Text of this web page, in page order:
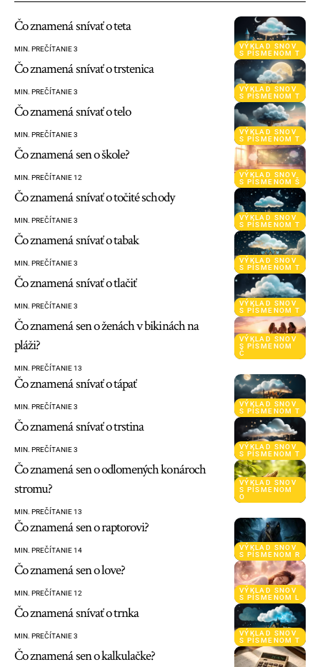
VÝKLAD SNOV
S PÍSMENOM T
Čo znamená snívať o teta
MIN. PREČÍTANIE 3
VÝKLAD SNOV
S PÍSMENOM T
Čo znamená snívať o trstenica
MIN. PREČÍTANIE 3
VÝKLAD SNOV
S PÍSMENOM T
Čo znamená snívať o telo
MIN. PREČÍTANIE 3
VÝKLAD SNOV
S PÍSMENOM Š
Čo znamená sen o škole?
MIN. PREČÍTANIE 12
VÝKLAD SNOV
S PÍSMENOM T
Čo znamená snívať o točité schody
MIN. PREČÍTANIE 3
VÝKLAD SNOV
S PÍSMENOM T
Čo znamená snívať o tabak
MIN. PREČÍTANIE 3
VÝKLAD SNOV
S PÍSMENOM T
Čo znamená snívať o tlačiť
MIN. PREČÍTANIE 3
VÝKLAD SNOV
S PÍSMENOM
Č
Čo znamená sen o ženách v bikinách na
pláži?
MIN. PREČÍTANIE 13
VÝKLAD SNOV
S PÍSMENOM T
Čo znamená snívať o tápať
MIN. PREČÍTANIE 3
VÝKLAD SNOV
S PÍSMENOM T
Čo znamená snívať o trstina
MIN. PREČÍTANIE 3
VÝKLAD SNOV
S PÍSMENOM
O
Čo znamená sen o odlomených konároch
stromu?
MIN. PREČÍTANIE 13
VÝKLAD SNOV
S PÍSMENOM R
Čo znamená sen o raptorovi?
MIN. PREČÍTANIE 14
VÝKLAD SNOV
S PÍSMENOM L
Čo znamená sen o love?
MIN. PREČÍTANIE 12
VÝKLAD SNOV
S PÍSMENOM T
Čo znamená snívať o trnka
MIN. PREČÍTANIE 3
Čo znamená sen o kalkulačke?